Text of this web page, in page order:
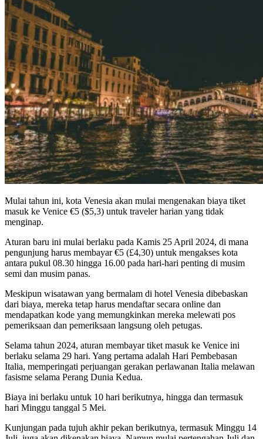
Mulai tahun ini, kota Venesia akan mulai mengenakan biaya tiket
masuk ke Venice €5 ($5,3) untuk traveler harian yang tidak
menginap.
Aturan baru ini mulai berlaku pada Kamis 25 April 2024, di mana
pengunjung harus membayar €5 (£4,30) untuk mengakses kota
antara pukul 08.30 hingga 16.00 pada hari-hari penting di musim
semi dan musim panas.
Meskipun wisatawan yang bermalam di hotel Venesia dibebaskan
dari biaya, mereka tetap harus mendaftar secara online dan
mendapatkan kode yang memungkinkan mereka melewati pos
pemeriksaan dan pemeriksaan langsung oleh petugas.
Selama tahun 2024, aturan membayar tiket masuk ke Venice ini
berlaku selama 29 hari. Yang pertama adalah Hari Pembebasan
Italia, memperingati perjuangan gerakan perlawanan Italia melawan
fasisme selama Perang Dunia Kedua.
Biaya ini berlaku untuk 10 hari berikutnya, hingga dan termasuk
hari Minggu tanggal 5 Mei.
Kunjungan pada tujuh akhir pekan berikutnya, termasuk Minggu 14